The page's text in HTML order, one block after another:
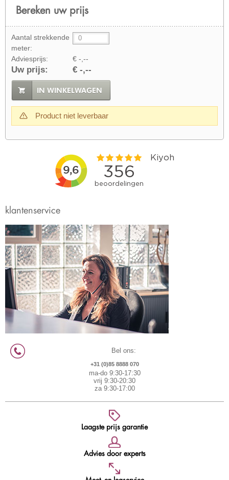
Bereken uw prijs
Aantal strekkende
meter:
Adviesprijs:
€ -,--
Uw prijs: € -,--
IN WINKELWAGEN
Product niet leverbaar
klantenservice
Bel ons:
+31 (0)85 8888 070
ma-do 9:30-17:30
vrij 9:30-20:30
za 9:30-17:00
Laagste prijs garantie
Advies door experts